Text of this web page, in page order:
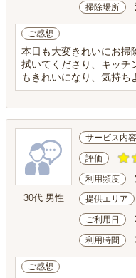
掃除場所
ご感想
本日も大変きれいにお掃
拭いてくださり、キッチ
もきれいになり、気持ち
30代 男性
サービス内容
評価
利用頻度
提供エリア
ご利用日
利用時間
ご感想